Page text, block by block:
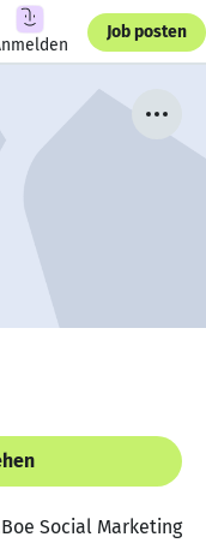
Job posten
Social Marketing